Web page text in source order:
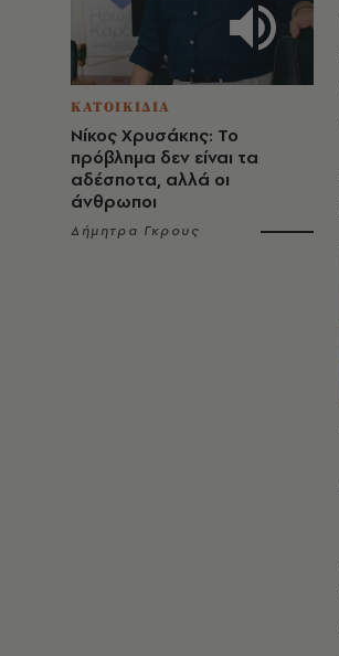
ΚΑΤΟΙΚΙΔΙΑ
Νίκος Χρυσάκης: Το
πρόβλημα δεν είναι τα
αδέσποτα, αλλά οι
άνθρωποι
Δήμητρα Γκρους